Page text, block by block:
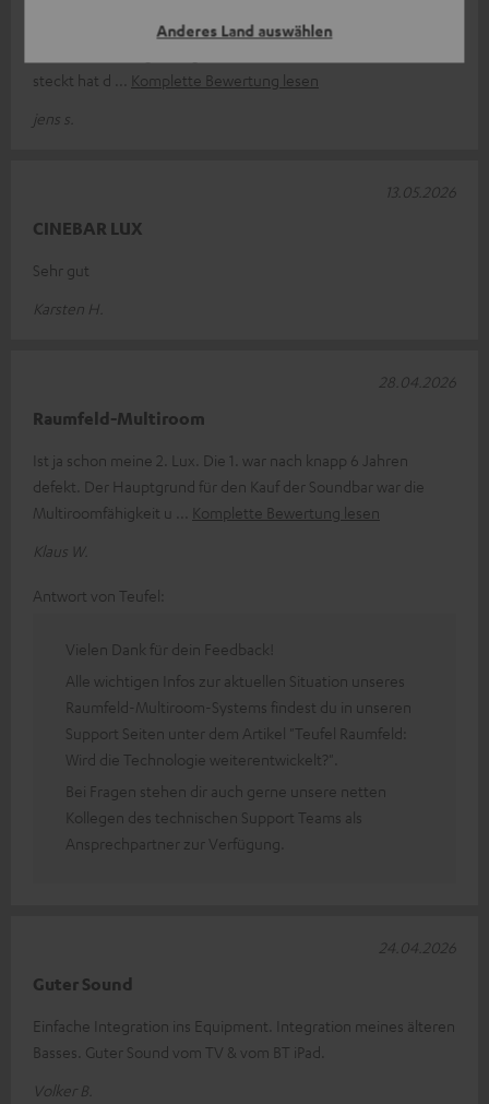
Anderes Land auswählen
Die Soundbar ist genau meiner Vorstellung da sie sich perfekt
steckt hat d
Komplette Bewertung lesen
jens s.
CINEBAR LUX
Sehr gut
Karsten H.
13.05.2026
Raumfeld-Multiroom
Ist ja schon meine 2. Lux. Die 1. war nach knapp 6 Jahren
defekt. Der Hauptgrund für den Kauf der Soundbar war die
Multiroomfähigkeit u
Komplette Bewertung lesen
Klaus W.
28.04.2026
Antwort von Teufel:
Vielen Dank für dein Feedback!
Alle wichtigen Infos zur aktuellen Situation unseres
Raumfeld-Multiroom-Systems findest du in unseren
Support Seiten unter dem Artikel "Teufel Raumfeld:
Wird die Technologie weiterentwickelt?".
Bei Fragen stehen dir auch gerne unsere netten
Kollegen des technischen Support Teams als
Ansprechpartner zur Verfügung.
Guter Sound
Einfache Integration ins Equipment. Integration meines älteren
Basses. Guter Sound vom TV & vom BT iPad.
Volker B.
24.04.2026